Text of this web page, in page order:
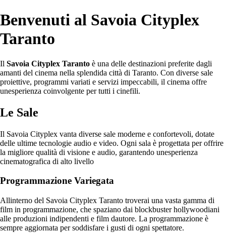
Benvenuti al Savoia Cityplex
Taranto
Il Savoia Cityplex Taranto è una delle destinazioni preferite dagli
amanti del cinema nella splendida città di Taranto. Con diverse sale
proiettive, programmi variati e servizi impeccabili, il cinema offre
unesperienza coinvolgente per tutti i cinefili.
Le Sale
Il Savoia Cityplex vanta diverse sale moderne e confortevoli, dotate
delle ultime tecnologie audio e video. Ogni sala è progettata per offrire
la migliore qualità di visione e audio, garantendo unesperienza
cinematografica di alto livello
Programmazione Variegata
Allinterno del Savoia Cityplex Taranto troverai una vasta gamma di
film in programmazione, che spaziano dai blockbuster hollywoodiani
alle produzioni indipendenti e film dautore. La programmazione è
sempre aggiornata per soddisfare i gusti di ogni spettatore.